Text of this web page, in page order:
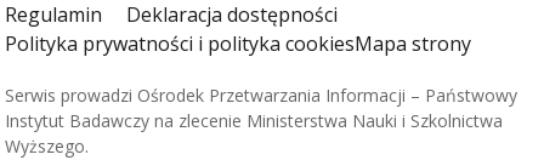
Regulamin
Deklaracja dostępności
Polityka prywatności i polityka cookiesMapa strony
Serwis prowadzi Ośrodek Przetwarzania Informacji – Państwowy
Instytut Badawczy na zlecenie Ministerstwa Nauki i Szkolnictwa
Wyższego.